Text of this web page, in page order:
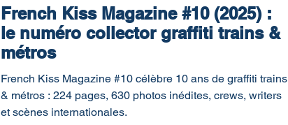
French Kiss Magazine #10 (2025) :
le numéro collector graffiti trains &
métros
French Kiss Magazine #10 célèbre 10 ans de graffiti trains
& métros : 224 pages, 630 photos inédites, crews, writers
et scènes internationales.